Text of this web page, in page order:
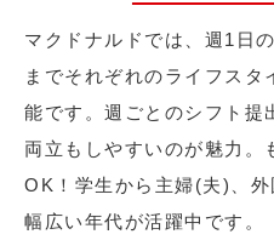
マクドナルドでは、週1日
までそれぞれのライフス
能です。週ごとのシフト提
両立もしやすいのが魅力。
OK！学生から主婦(夫)、
幅広い年代が活躍中です。